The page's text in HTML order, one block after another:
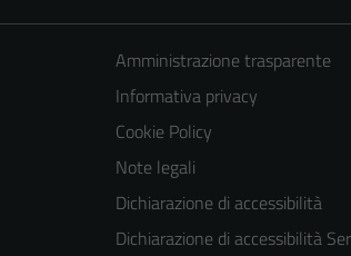
Amministrazione trasparente
Informativa privacy
Cookie Policy
Note legali
Dichiarazione di accessibilità
Dichiarazione di accessibilità